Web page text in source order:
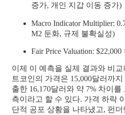
증가, 개인 지갑 이동 증가)
Macro Indicator Multiplier:
M2 둔화, 규제 불확실성)
Fair Price Valuation:
이제 이 예측을 실제 결과와 비교
트코인의 가격은 15,000달러까
출한 16,170달러와 약 7% 차이를
측이라고 할 수 있다. 가격 하락
단적 공포 상황을 나타냈고, 펀